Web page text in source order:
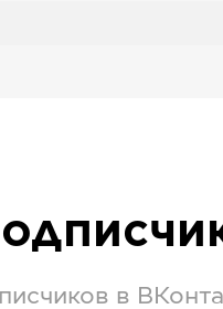
в